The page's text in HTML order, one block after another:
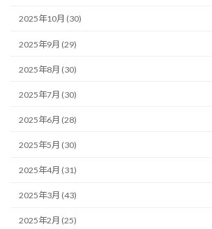
2025年10月 (30)
2025年9月 (29)
2025年8月 (30)
2025年7月 (30)
2025年6月 (28)
2025年5月 (30)
2025年4月 (31)
2025年3月 (43)
2025年2月 (25)